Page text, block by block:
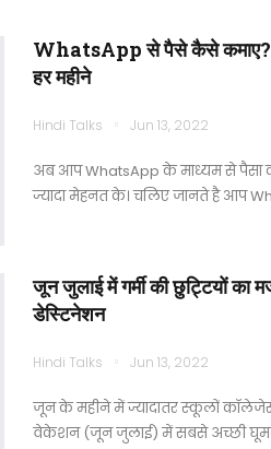
WhatsApp से पैसे कैसे कमाए?
हर महीने
Hindi Talks Jun 13, 2022
अब आप WhatsApp के माध्यम से पैसा
ज्यादा मेहनत के। चलिए जानते है आप
जून जुलाई में गर्मी की छुट्टियों का
डेस्टिनेशन
Hindi Talks Jun 13, 2022
जून के महीने में ज्यादातर स्कूलों कॉलेजेस
वेकेशन (जून जुलाई) में सबसे अच्छी